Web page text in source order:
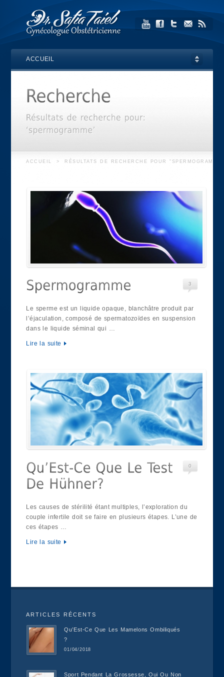
ACCUEIL
ACCUEIL > RÉSULTATS DE RECHERCHE POUR "SPERMOGRAMME"
3
Le sperme est un liquide opaque, blanchâtre produit par
l’éjaculation, composé de spermatozoïdes en suspension
dans le liquide séminal qui …
Lire la suite
0
Les causes de stérilité étant multiples, l’exploration du
couple infertile doit se faire en plusieurs étapes. L’une de
ces étapes …
Lire la suite
ARTICLES RÉCENTS
Qu’Est-Ce Que Les Mamelons Ombiliqués
?
01/04/2018
Sport Pendant La Grossesse, Oui Ou Non